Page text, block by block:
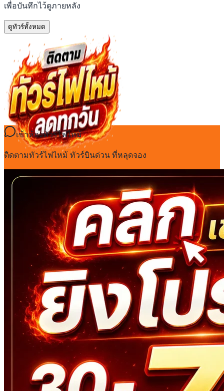
เพื่อบันทึกไว้ดูภายหลัง
ดูทัวร์ทั้งหมด
เข้าห้องทัวร์ไฟไหม้
ติดตามทัวร์ไฟไหม้ ทัวร์บินด่วน ที่หลุดจอง